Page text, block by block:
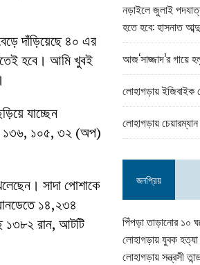
দাঁড়িয়েছে ৪০ এর
হবে। আমি খুবই
যাচ্ছেন
১৩৬, ১০৫, ৩২ (অপ)
সাদা পোশাকে
১৪,২৩৪
১৩৮২ রান, আটটি
নড়াইলে জুলাই
হতে হবে: হাসনাত
আজ‘সাজ্জাদ’র গায়ে
লোহাগড়ায়
লোহাগড়ায়
জনপ্রিয়
পিঁপড়া তাড়ানোর ১০
লোহাগড়ায় যুবক হত্যা
লোহাগড়ায় সন্ত্রসী